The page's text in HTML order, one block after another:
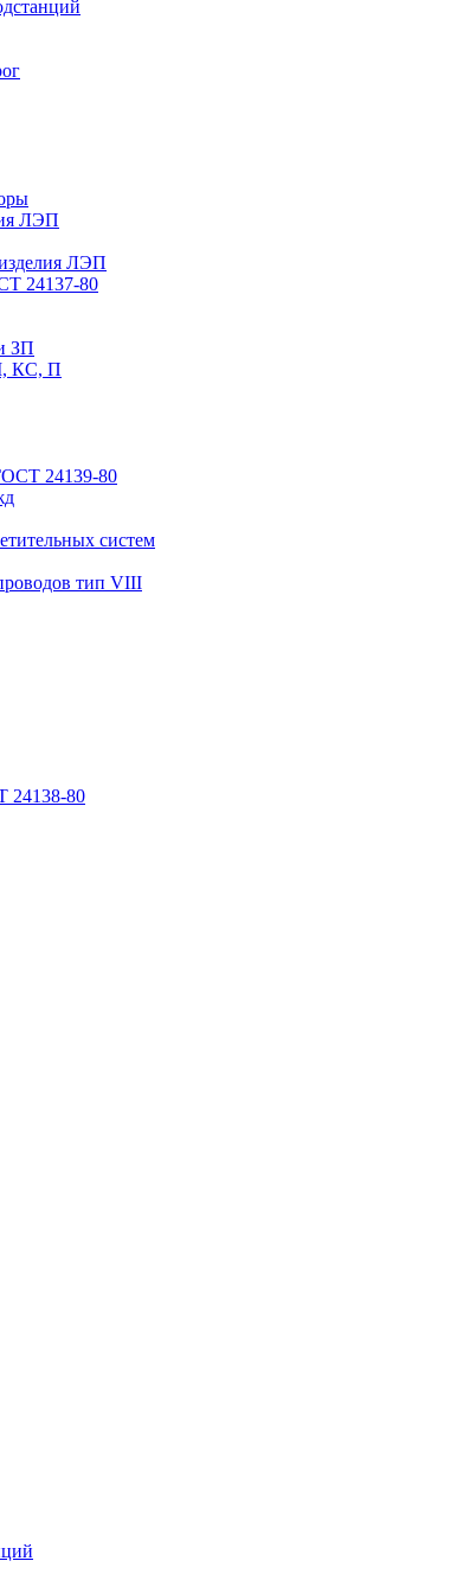
ЛЭП
ЛЭП
24137-80
ЗП
КС, П
24139-80
систем
тип VIII
24138-80